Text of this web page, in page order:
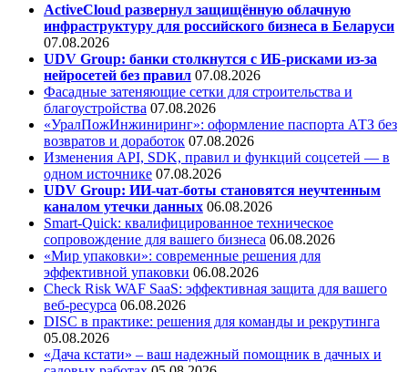
ActiveCloud развернул защищённую облачную
инфраструктуру для российского бизнеса в Беларуси
07.08.2026
UDV Group: банки столкнутся с ИБ-рисками из-за
нейросетей без правил 07.08.2026
Фасадные затеняющие сетки для строительства и
благоустройства 07.08.2026
«УралПожИнжиниринг»: оформление паспорта АТЗ без
возвратов и доработок 07.08.2026
Изменения API, SDK, правил и функций соцсетей — в
одном источнике 07.08.2026
UDV Group: ИИ-чат-боты становятся неучтенным
каналом утечки данных 06.08.2026
Smart-Quick: квалифицированное техническое
сопровождение для вашего бизнеса 06.08.2026
«Мир упаковки»: современные решения для
эффективной упаковки 06.08.2026
Check Risk WAF SaaS: эффективная защита для вашего
веб-ресурса 06.08.2026
DISC в практике: решения для команды и рекрутинга
05.08.2026
«Дача кстати» – ваш надежный помощник в дачных и